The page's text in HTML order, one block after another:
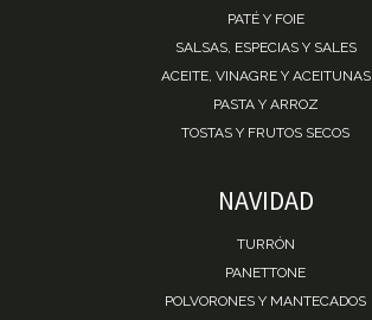
PATÉ Y FOIE
SALSAS, ESPECIAS Y SALES
ACEITE, VINAGRE Y ACEITUNAS
PASTA Y ARROZ
TOSTAS Y FRUTOS SECOS
NAVIDAD
TURRÓN
PANETTONE
POLVORONES Y MANTECADOS